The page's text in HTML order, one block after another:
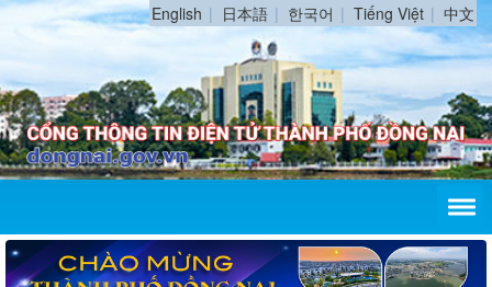
English 日本語 한국어 Tiếng Việt 中文